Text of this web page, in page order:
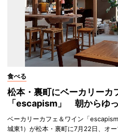
食べる
松本・裏町にベーカリーカ
「escapism」 朝からゆ
ベーカリーカフェ＆ワイン「
城東1）が松本・裏町に7月22日、オー